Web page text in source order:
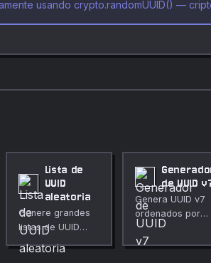
usando crypto.randomUUID() —
Lista de
UUID
aleatoria
Genere grandes
listas de UUID
directamente en
su navegador.
de UUID
Genera UUID v7
ordenados por
tiempo.